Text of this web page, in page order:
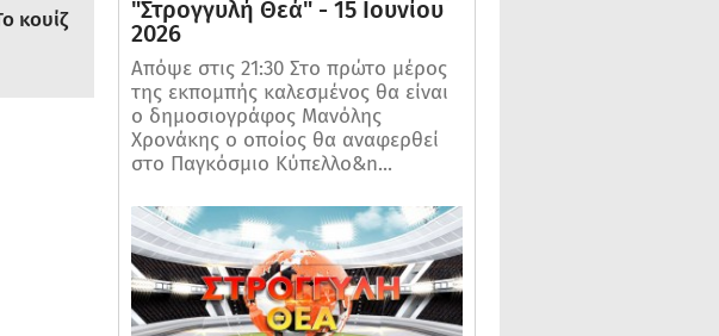
κουίζ
"Στρογγυλή Θεά" - 15 Ιουνίου
2026
Απόψε στις 21:30 Στο πρώτο μέρος
της εκπομπής καλεσμένος θα είναι
ο δημοσιογράφος Μανόλης
Χρονάκης ο οποίος θα αναφερθεί
στο Παγκόσμιο Κύπελλο&n...